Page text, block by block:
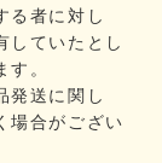
る者に対し
していたとし
。
発送に関し
場合がござい